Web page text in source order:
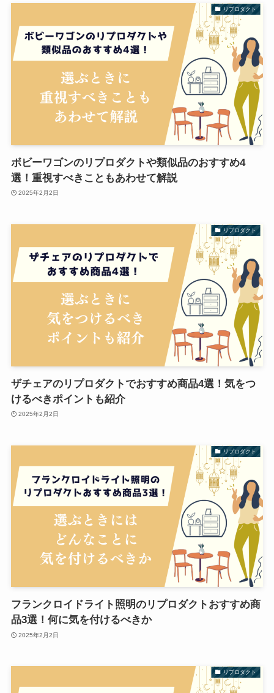
リプロダクト
ボビーワゴンのリプロダクトや類似品のおすすめ4
選！重視すべきこともあわせて解説
2025年2月2日
リプロダクト
ザチェアのリプロダクトでおすすめ商品4選！気をつ
けるべきポイントも紹介
2025年2月2日
リプロダクト
フランクロイドライト照明のリプロダクトおすすめ商
品3選！何に気を付けるべきか
2025年2月2日
リプロダクト